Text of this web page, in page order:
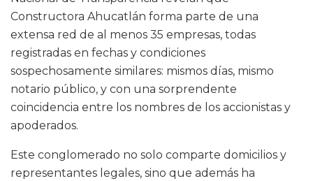
Constructora Ahucatlán forma parte de una
extensa red de al menos 35 empresas, todas
registradas en fechas y condiciones
sospechosamente similares: mismos días, mismo
notario público, y con una sorprendente
coincidencia entre los nombres de los accionistas y
apoderados.
Este conglomerado no solo comparte domicilios y
representantes legales, sino que además ha